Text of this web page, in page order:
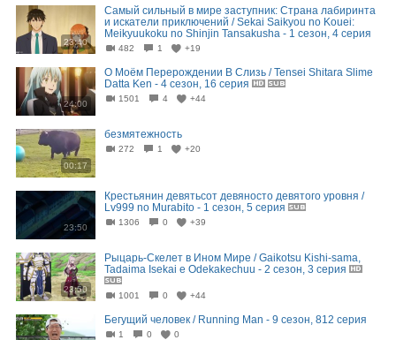
23:40
Самый сильный в мире заступник: Страна лабиринта
и искатели приключений / Sekai Saikyou no Kouei:
Meikyuukoku no Shinjin Tansakusha - 1 сезон, 4 серия
482 1 +19
24:00
О Моём Перерождении В Слизь / Tensei Shitara Slime
Datta Ken - 4 сезон, 16 серия
1501 4 +44
00:17
безмятежность
272 1 +20
23:50
Крестьянин девятьсот девяносто девятого уровня /
Lv999 no Murabito - 1 сезон, 5 серия
1306 0 +39
23:50
Рыцарь-Скелет в Ином Мире / Gaikotsu Kishi-sama,
Tadaima Isekai e Odekakechuu - 2 сезон, 3 серия
1001 0 +44
Бегущий человек / Running Man - 9 сезон, 812 серия
1 0 0